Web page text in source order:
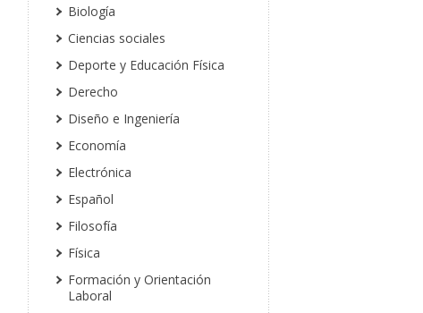
Biología
Ciencias sociales
Deporte y Educación Física
Derecho
Diseño e Ingeniería
Economía
Electrónica
Español
Filosofía
Física
Formación y Orientación
Laboral